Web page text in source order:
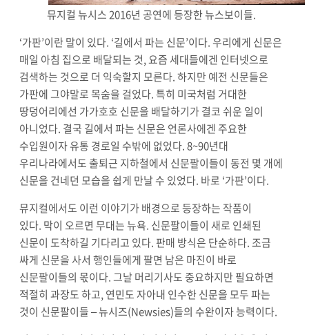
뮤지컬 뉴시스 2016년 공연에 등장한 뉴스보이들.
‘가판’이란 말이 있다. ‘길에서 파는 신문’이다.우리에게 신문은
매일 아침 집으로 배달되는 것,요즘 세대들에겐 인터넷으로
검색하는 것으로 더 익숙할지 모른다.하지만 예전 신문들은
가판에 그야말로 목숨을 걸었다.특히 미국처럼 거대한
땅덩어리에선 가가호호 신문을 배달하기가 결코 쉬운 일이
아니었다. 결국 길에서 파는 신문은 언론사에겐 주요한
수입원이자 유통 경로일 수밖에 없었다. 8~90년대
우리나라에서도 출퇴근 지하철에서 신문팔이들이 동전 몇 개에
신문을 건네던 모습을 쉽게 만날 수 있었다. 바로 ‘가판’이다.
뮤지컬에서도 이런 이야기가 배경으로 등장하는 작품이
있다. 막이 오르면 무대는 뉴욕. 신문팔이들이 새로 인쇄된
신문이 도착하길 기다리고 있다. 판매 방식은 단순하다.조금
싸게 신문을 사서 행인들에게 팔면 남은 마진이 바로
신문팔이들의 몫이다. 그날 머리기사도 중요하지만 필요하면
적절히 과장도 하고, 연민도 자아내 인수한 신문을 모두 파는
것이 신문팔이들–뉴시즈(Newsies)들의 수완이자 능력이다.